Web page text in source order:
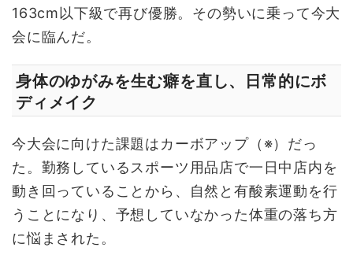
163cm以下級で再び優勝。その勢いに乗って今大
会に臨んだ。
身体のゆがみを生む癖を直し、日常的にボ
ディメイク
今大会に向けた課題はカーボアップ（※）だっ
た。勤務しているスポーツ用品店で一日中店内を
動き回っていることから、自然と有酸素運動を行
うことになり、予想していなかった体重の落ち方
に悩まされた。